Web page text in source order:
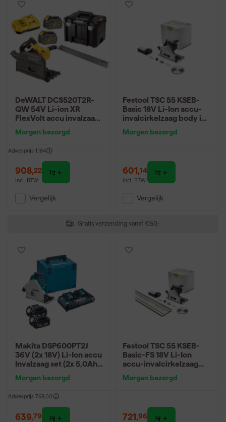
Gratis verzending vanaf €50,-
DeWALT DCS520T2R-
QW 54V Li-ion XR
FlexVolt accu invalzaag
6.0Ah) in TSTAK -
koolborstelloos
Morgen bezorgd
Adviesprijs 1.184
908,22
incl. BTW
Vergelijk
Festool TSC 55 KSEB-
Basic 18V Li-Ion accu-
invalcirkelzaag body in
Morgen bezorgd
601,14
incl. BTW
Vergelijk
Makita DSP600PT2J
36V (2x 18V) Li-Ion accu
Invalzaag set (2x 5,0Ah
20mm - koolborstelloos
Morgen bezorgd
Adviesprijs 768,00
639,79
Festool TSC 55 KSEB-
Basic-FS 18V Li-Ion
accu-invalcirkelzaag
160mm - Incl.
Morgen bezorgd
721,96